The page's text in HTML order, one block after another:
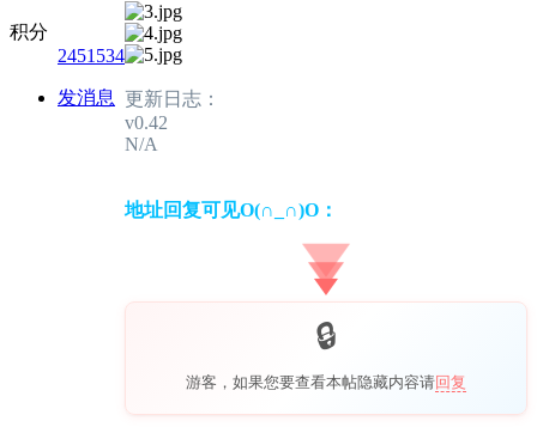
积分
2451534
发消息 更新日志：
v0.42
N/A
地址回复可见O(∩_∩)O：
游客，如果您要查看本帖隐藏内容请回复